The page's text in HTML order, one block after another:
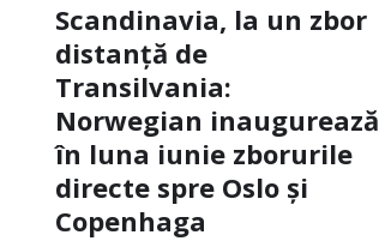
Scandinavia, la un zbor
distanță de
Transilvania:
Norwegian inaugurează
în luna iunie zborurile
directe spre Oslo și
Copenhaga